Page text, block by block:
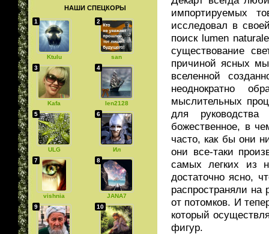
НАШИ СПЕЦКОРЫ
Ktulu
1
san
2
Kafa
3
len2128
4
ULG
5
Ил
6
vishnia
7
JANA7
8
9 10
импортируемых
исследовал в
поиск lumen
существование
причиной ясных
вселенной
неоднократно
мыслительных
для
божественное, в
часто, как бы они
они все-таки
самых легких из
достаточно ясно,
распространяли
от потомков. И
который
фигур.